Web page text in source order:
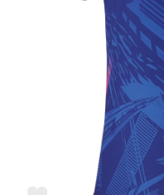
トレーニング
ゴルフ